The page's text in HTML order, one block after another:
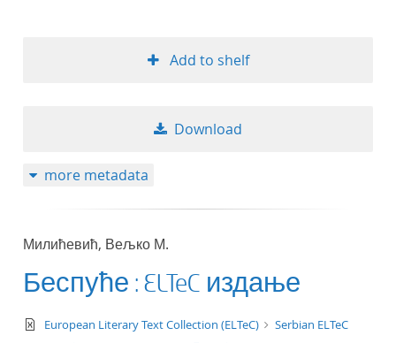
Add to shelf
Download
more metadata
Милићевић, Вељко М.
Беспуће : ELTeC издање
text/xml
European Literary Text Collection (ELTeC)
Serbian ELTeC